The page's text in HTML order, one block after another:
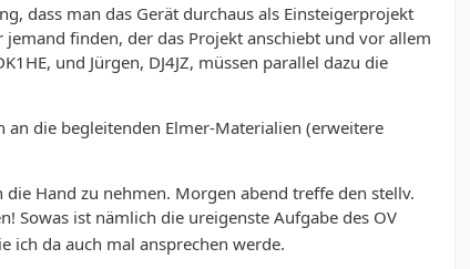
dass man das Gerät durchaus als Einsteigerprojekt
finden, der das Projekt anschiebt und vor allem
und Jürgen, DJ4JZ, müssen parallel dazu die
die begleitenden Elmer-Materialien (erweitere
Hand zu nehmen. Morgen abend treffe den stellv.
Sowas ist nämlich die ureigenste Aufgabe des OV
ich da auch mal ansprechen werde.